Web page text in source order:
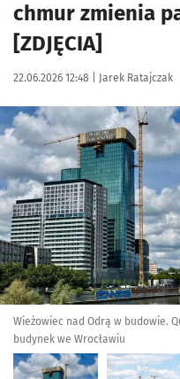
chmur zmienia
[ZDJĘCIA]
Data publikacji:
22.06.2026 12:48 | Autor:
Jarek Ratajczak
Kliknij, aby zobaczyć galerię
Wieżowiec nad Odrą w budowie.
budynek we Wrocławiu